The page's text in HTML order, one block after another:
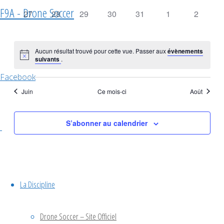
F9A - Drone Soccer
Facebook
La Discipline
Drone Soccer – Site Officiel
0
27
0
28
0
29
0
30
0
31
0
1
0
2
Aucun résultat trouvé pour cette vue. Passer auxévènements
suivants .
Juin Ce mois-ci Août
S’abonner au calendrier